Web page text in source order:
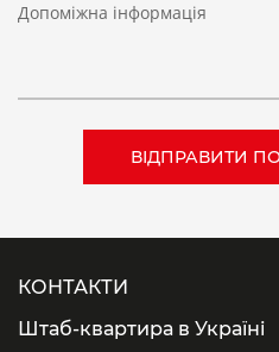
Допоміжна інформація
КОНТАКТИ
Штаб-квартира в Україні